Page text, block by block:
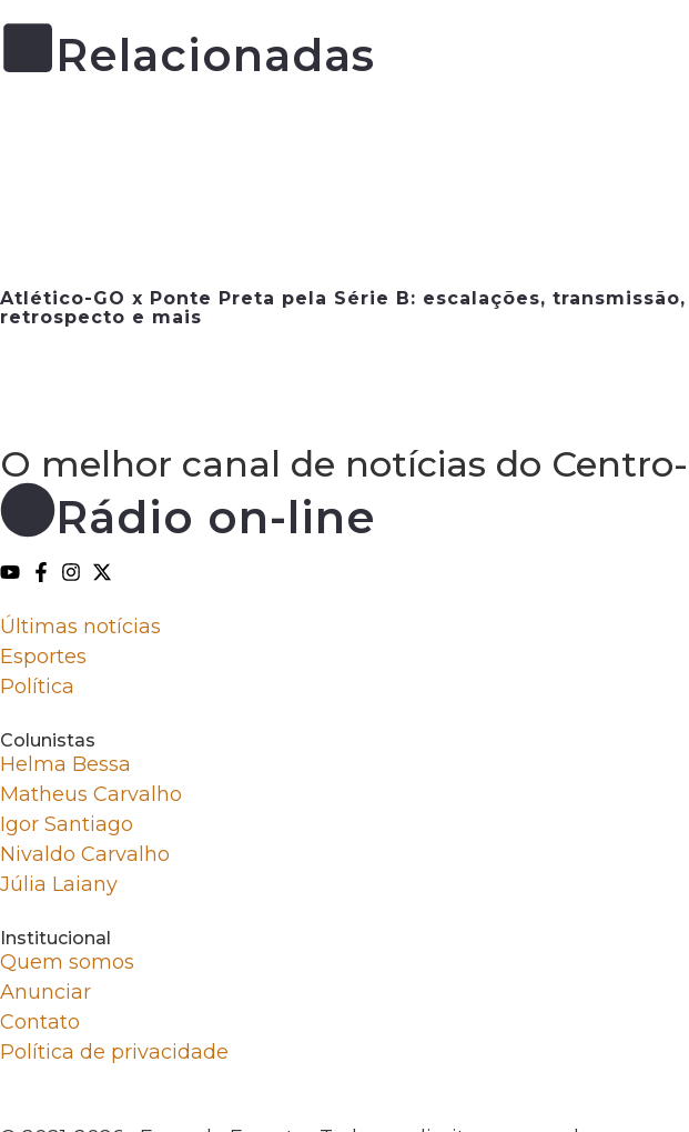
Relacionadas
Atlético-GO x Ponte Preta pela Série B: escalações,
retrospecto e mais
O melhor canal de notícias do
Rádio on-line
Últimas notícias
Esportes
Política
Colunistas
Helma Bessa
Matheus Carvalho
Igor Santiago
Nivaldo Carvalho
Júlia Laiany
Institucional
Quem somos
Anunciar
Contato
Política de privacidade